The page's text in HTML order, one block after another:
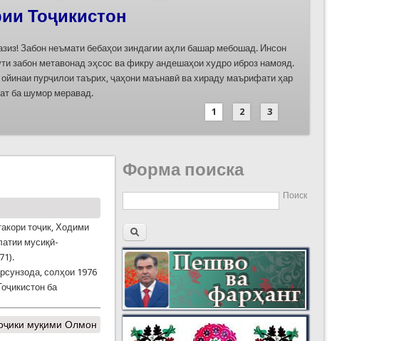
вазъи омодасозии ҳуҷҷатҳои номинатсияҳои муштараки
Марказӣ, аз он ҷумла номинатсияи “Роҳи абрешим: гузаргоҳи
Сирдарё», ки аз ҷониби ҷумҳуриҳои Қазоқистон, Қирғизистон,
пешниҳод хоҳад шуд
1
2 3
тоҷик, Ходими
мусиқӣ-
солҳои 1976
ба
муқими Олмон
Форма поиска
Поиск